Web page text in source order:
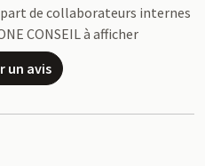
part de collaborateurs internes
CONSEIL à afficher
un avis